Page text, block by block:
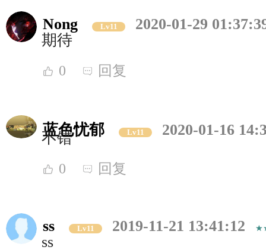
Nong Lv11
2020-01-29
期待
0 回复
蓝色忧郁 Lv11 2020-01-16
不错
0 回复
ss Lv11
2019-11-21 13:41:12
ss